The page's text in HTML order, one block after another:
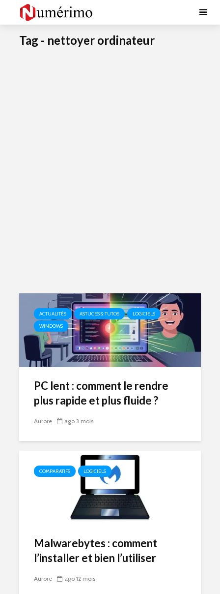
Tag - nettoyer ordinateur
ACTUALITÉS ASTUCES & TUTOS
LOGICIELS
WINDOWS
PC lent : comment le rendre
plus rapide et plus fluide ?
Aurore ago 3 mois
COMPARATIFS LOGICIELS
Malwarebytes : comment
l’installer et bien l’utiliser
Aurore ago 12 mois